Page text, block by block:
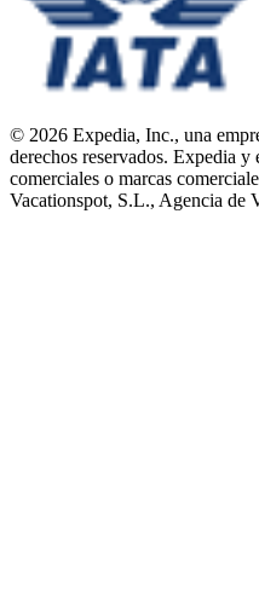
© 2026 Expedia, Inc., una
derechos reservados. Expedia
comerciales o marcas
Vacationspot, S.L., Agencia de